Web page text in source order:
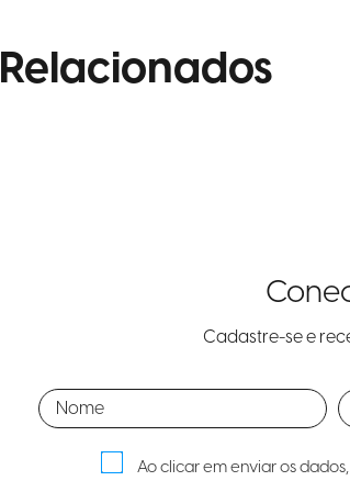
Relacionados
Cadastre-se e
Ao clicar em enviar os